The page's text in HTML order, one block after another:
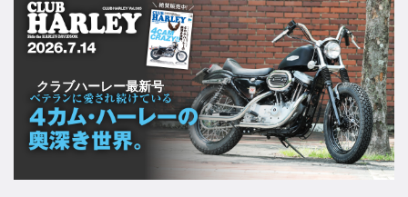
クラブハーレー最新号